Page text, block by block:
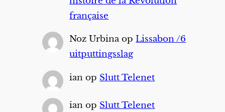
française
Noz UrbinaopLissabon /6
uitputtingsslag
ian op Slutt Telenet
ian op Slutt Telenet